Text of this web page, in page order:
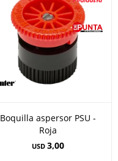
Boquilla aspersor PSU -
Roja
USD 3,00